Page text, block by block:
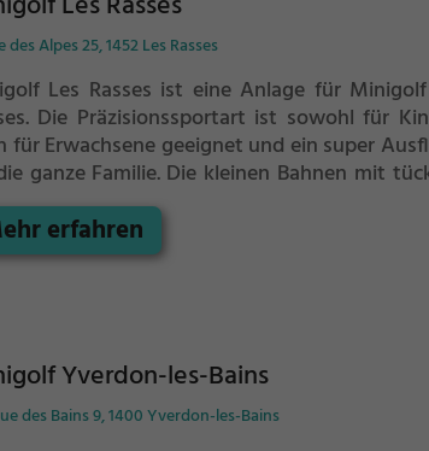
des Alpes 25, 1452 Les Rasses
Les Rasses ist eine Anlage für
Die Präzisionssportart ist sowohl für
für Erwachsene geeignet und ein super
ganze Familie. Die kleinen Bahnen mit
laden zu
ein - wer schafft es
Schlägen alle Bahnen zu bezwingen?
erfahren
Yverdon-les-Bains
des Bains 9, 1400 Yverdon-les-Bains